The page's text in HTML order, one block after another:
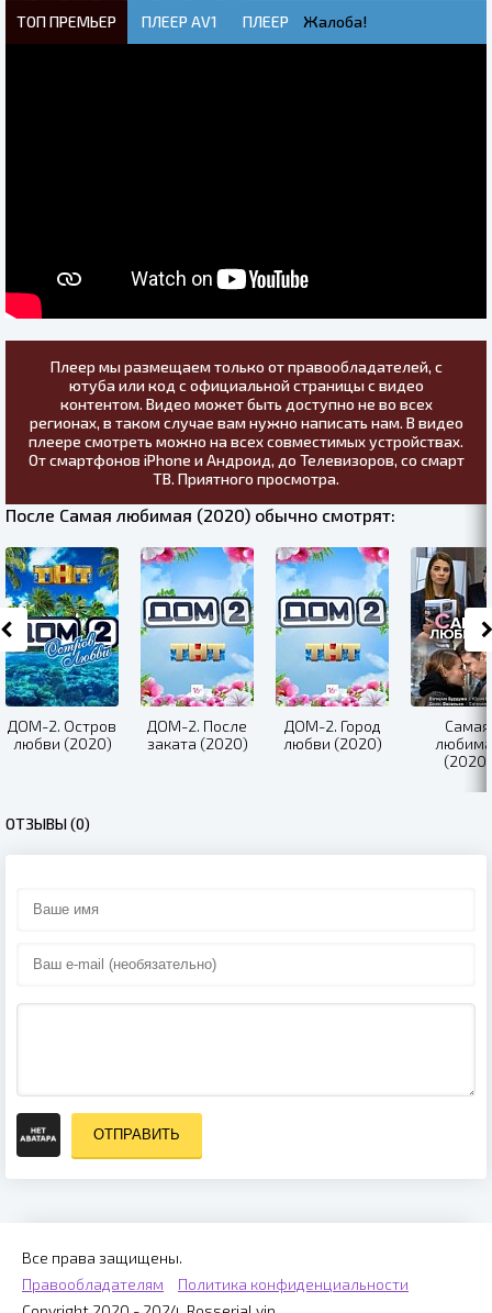
ТОП ПРЕМЬЕР ПЛЕЕР AV1 ПЛЕЕР Жалоба!
Плеер мы размещаем только от правообладателей, с
ютуба или код с официальной страницы с видео
контентом. Видео может быть доступно не во всех
регионах, в таком случае вам нужно написать нам. В видео
плеере смотреть можно на всех совместимых устройствах.
От смартфонов iPhone и Андроид, до Телевизоров, со смарт
ТВ. Приятного просмотра.
После Самая любимая (2020) обычно смотрят:
ДОМ-2. Остров
любви (2020)
ДОМ-2. После
заката (2020)
ДОМ-2. Город
любви (2020)
Самая
(2020)
ОТЗЫВЫ (0)
ОТПРАВИТЬ
Все права защищены.
Правообладателям
Политика конфиденциальности